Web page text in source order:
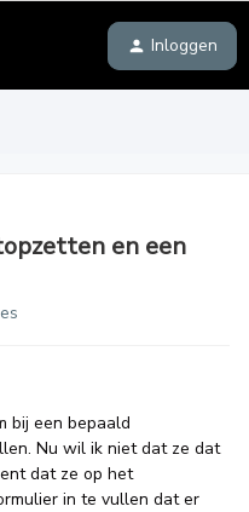
Inloggen
en een
bij een bepaald
Nu wil ik niet dat ze dat
dat ze op het
in te vullen dat er